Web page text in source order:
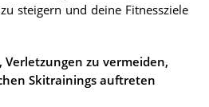
steigern und deine Fitnessziele
Verletzungen zu vermeiden,
Skitrainings auftreten